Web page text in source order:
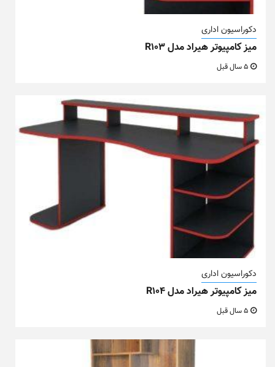
دکوراسیون اداری
میز کامپیوتر هیراد مدل R103
دکوراسیون اداری
میز کامپیوتر هیراد مدل R104